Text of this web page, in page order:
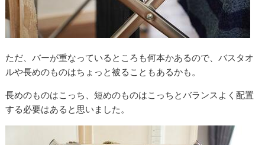
ただ、バーが重なっているところも何本かあるので、バスタオ
ルや長めのものはちょっと被ることもあるかも。
長めのものはこっち、短めのものはこっちとバランスよく配置
する必要はあると思いました。